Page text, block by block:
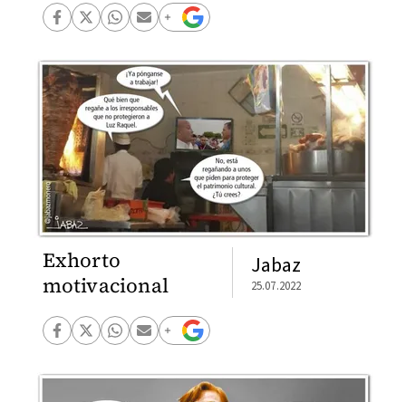
Exhorto
motivacional
Jabaz
25.07.2022